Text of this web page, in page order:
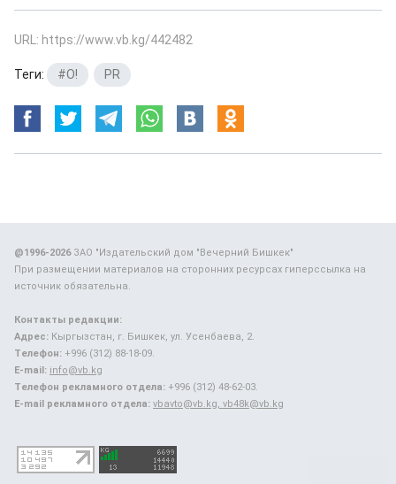
URL: https://www.vb.kg/442482
Теги: #O! PR
@1996-2026ЗАО "Издательский дом "Вечерний Бишкек"
При размещении материалов на сторонних ресурсах гиперссылка на
источник обязательна.
Контакты редакции:
Адрес: Кыргызстан, г. Бишкек, ул. Усенбаева, 2.
Телефон: +996 (312) 88-18-09.
E-mail: info@vb.kg
Телефон рекламного отдела: +996 (312) 48-62-03.
E-mail рекламного отдела: vbavto@vb.kg, vb48k@vb.kg